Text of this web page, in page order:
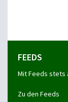
FEEDS
Mit Feeds stets
Zu den Feeds